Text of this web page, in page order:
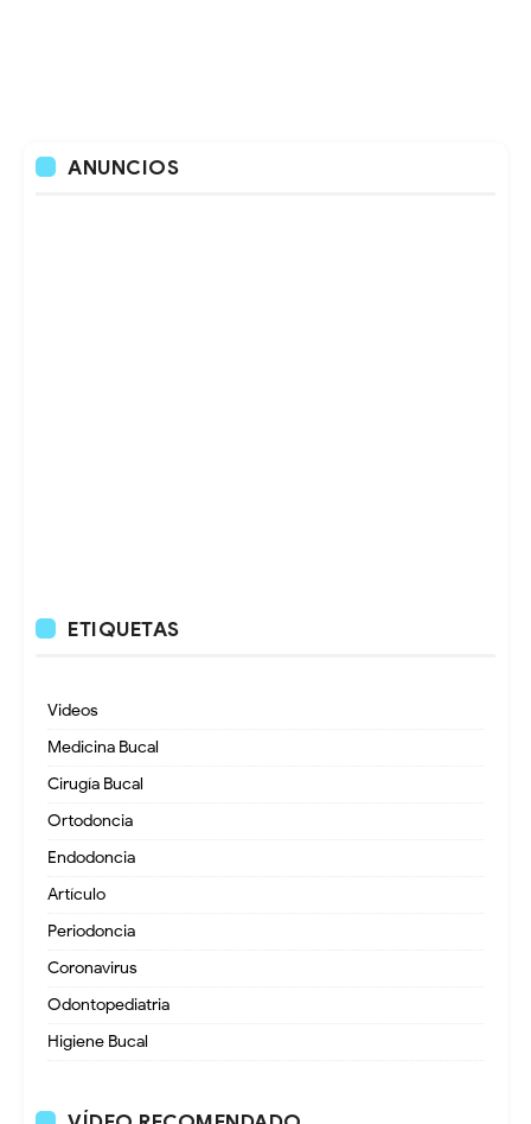
ANUNCIOS
ETIQUETAS
Videos
Medicina Bucal
Cirugía Bucal
Ortodoncia
Endodoncia
Artículo
Periodoncia
Coronavirus
Odontopediatria
Higiene Bucal